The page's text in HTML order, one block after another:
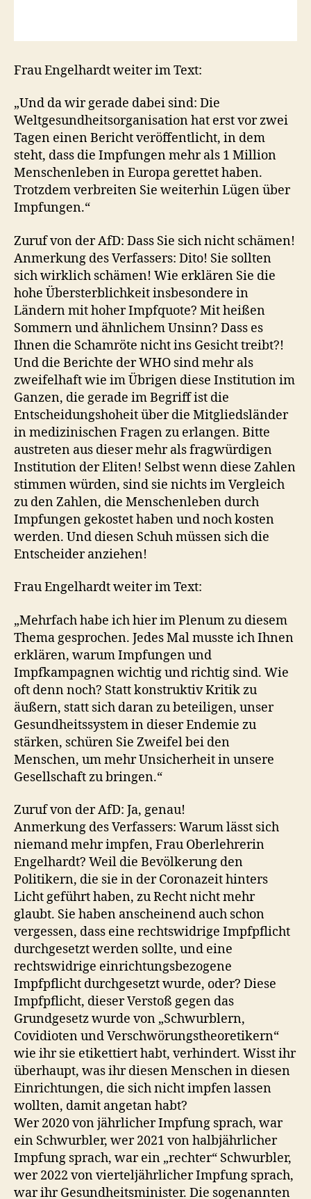
Frau Engelhardt weiter im Text:
„Und da wir gerade dabei sind: Die
Weltgesundheitsorganisation hat erst vor zwei
Tagen einen Bericht veröffentlicht, in dem
steht, dass die Impfungen mehr als 1 Million
Menschenleben in Europa gerettet haben.
Trotzdem verbreiten Sie weiterhin Lügen über
Impfungen.“
Zuruf von der AfD: Dass Sie sich nicht schämen!
Anmerkung des Verfassers: Dito! Sie sollten
sich wirklich schämen! Wie erklären Sie die
hohe Übersterblichkeit insbesondere in
Ländern mit hoher Impfquote? Mit heißen
Sommern und ähnlichem Unsinn? Dass es
Ihnen die Schamröte nicht ins Gesicht treibt?!
Und die Berichte der WHO sind mehr als
zweifelhaft wie im Übrigen diese Institution im
Ganzen, die gerade im Begriff ist die
Entscheidungshoheit über die Mitgliedsländer
in medizinischen Fragen zu erlangen. Bitte
austreten aus dieser mehr als fragwürdigen
Institution der Eliten! Selbst wenn diese Zahlen
stimmen würden, sind sie nichts im Vergleich
zu den Zahlen, die Menschenleben durch
Impfungen gekostet haben und noch kosten
werden. Und diesen Schuh müssen sich die
Entscheider anziehen!
Frau Engelhardt weiter im Text:
„Mehrfach habe ich hier im Plenum zu diesem
Thema gesprochen. Jedes Mal musste ich Ihnen
erklären, warum Impfungen und
Impfkampagnen wichtig und richtig sind. Wie
oft denn noch? Statt konstruktiv Kritik zu
äußern, statt sich daran zu beteiligen, unser
Gesundheitssystem in dieser Endemie zu
stärken, schüren Sie Zweifel bei den
Menschen, um mehr Unsicherheit in unsere
Gesellschaft zu bringen.“
Zuruf von der AfD: Ja, genau!
Anmerkung des Verfassers: Warum lässt sich
niemand mehr impfen, Frau Oberlehrerin
Engelhardt? Weil die Bevölkerung den
Politikern, die sie in der Coronazeit hinters
Licht geführt haben, zu Recht nicht mehr
glaubt. Sie haben anscheinend auch schon
vergessen, dass eine rechtswidrige Impfpflicht
durchgesetzt werden sollte, und eine
rechtswidrige einrichtungsbezogene
Impfpflicht durchgesetzt wurde, oder? Diese
Impfpflicht, dieser Verstoß gegen das
Grundgesetz wurde von „Schwurblern,
Covidioten und Verschwörungstheoretikern“
wie ihr sie etikettiert habt, verhindert. Wisst ihr
überhaupt, was ihr diesen Menschen in diesen
Einrichtungen, die sich nicht impfen lassen
wollten, damit angetan habt?
Wer 2020 von jährlicher Impfung sprach, war
ein Schwurbler, wer 2021 von halbjährlicher
Impfung sprach, war ein „rechter“ Schwurbler,
wer 2022 von vierteljährlicher Impfung sprach,
war ihr Gesundheitsminister. Die sogenannten